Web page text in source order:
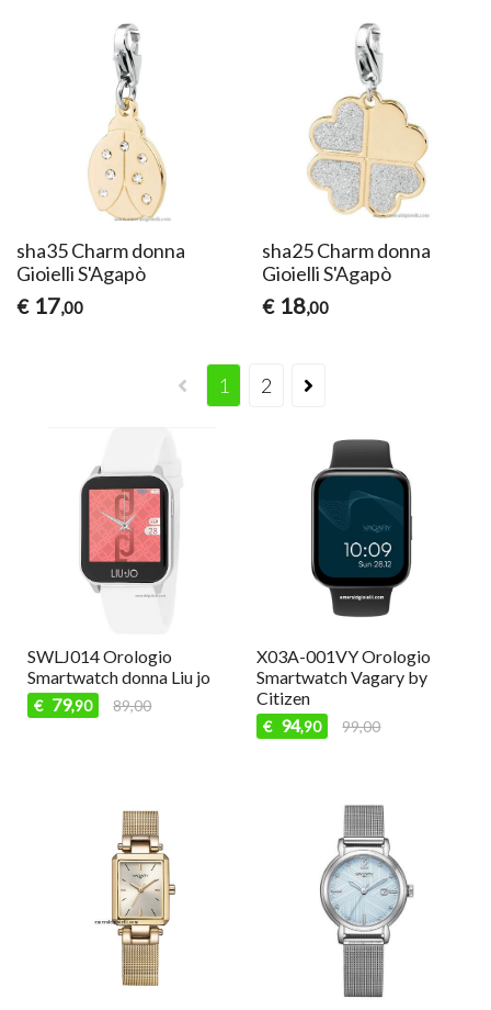
sha35 Charm donna
Gioielli S'Agapò
€ 17,00
sha25 Charm donna
Gioielli S'Agapò
€ 18,00
1 2
SWLJ014 Orologio
Smartwatch donna Liu jo
€ 79,90 89,00
X03A-001VY Orologio
Smartwatch Vagary by
Citizen
€ 94,90 99,00